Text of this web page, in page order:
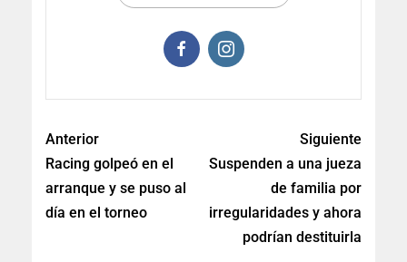
Anterior
Racing golpeó en el
arranque y se puso al
día en el torneo
Siguiente
Suspenden a una jueza
de familia por
irregularidades y ahora
podrían destituirla